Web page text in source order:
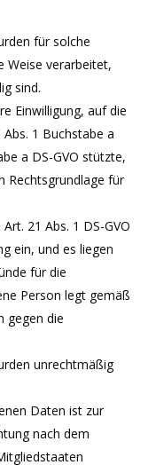
für solche
Weise verarbeitet,
sind.
Einwilligung, auf die
1 Buchstabe a
a DS-GVO stützte,
Rechtsgrundlage für
21 Abs. 1 DS-GVO
ein, und es liegen
für die
Person legt gemäß
gegen die
unrechtmäßig
Daten ist zur
nach dem